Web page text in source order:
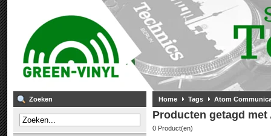
Zoeken Home Tags Atom
Producten getagd
0 Product(en)